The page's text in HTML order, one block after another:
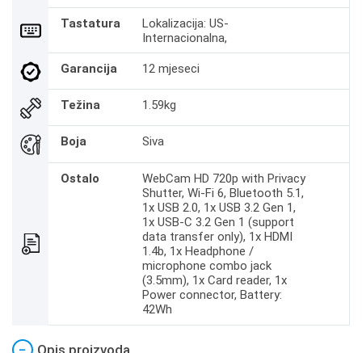
Tastatura
Lokalizacija: US-
Internacionalna,
Garancija 12 mjeseci
Težina 1.59kg
Boja Siva
Ostalo
WebCam HD 720p with Privacy
Shutter, Wi-Fi 6, Bluetooth 5.1,
1x USB 2.0, 1x USB 3.2 Gen 1,
1x USB-C 3.2 Gen 1 (support
data transfer only), 1x HDMI
1.4b, 1x Headphone /
microphone combo jack
(3.5mm), 1x Card reader, 1x
Power connector, Battery:
42Wh
− Opis proizvoda